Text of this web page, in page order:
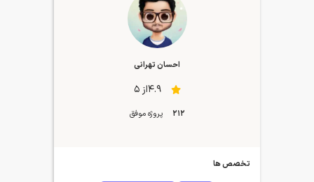
احسان تهرانی
4.9از 5
212 پروژه موفق
تخصص ها